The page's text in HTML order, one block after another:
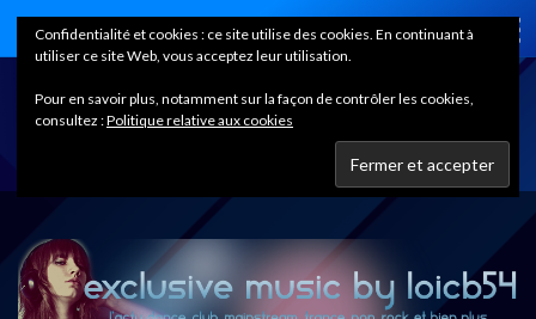
Home
Confidentialité et cookies : ce site utilise des cookies. En continuant à
utiliser ce site Web, vous acceptez leur utilisation.
Pour en savoir plus, notamment sur la façon de contrôler les cookies,
consultez :Politique relative aux cookies